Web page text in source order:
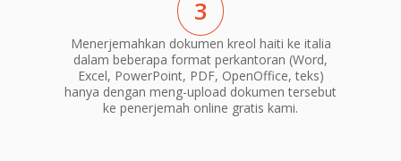
3
Menerjemahkan dokumen kreol haiti ke italia
dalam beberapa format perkantoran (Word,
Excel, PowerPoint, PDF, OpenOffice, teks)
hanya dengan meng-upload dokumen tersebut
ke penerjemah online gratis kami.